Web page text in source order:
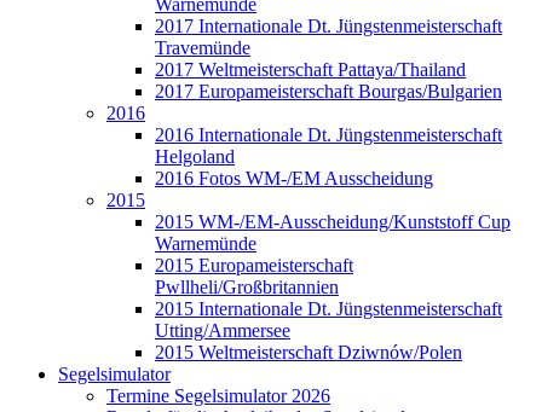
Warnemünde
2017 Internationale Dt. Jüngstenmeisterschaft
Travemünde
2017 Weltmeisterschaft Pattaya/Thailand
2017 Europameisterschaft Bourgas/Bulgarien
2016
2016 Internationale Dt. Jüngstenmeisterschaft
Helgoland
2016 Fotos WM-/EM Ausscheidung
2015
2015 WM-/EM-Ausscheidung/Kunststoff Cup
Warnemünde
2015 Europameisterschaft
Pwllheli/Großbritannien
2015 Internationale Dt. Jüngstenmeisterschaft
Utting/Ammersee
2015 Weltmeisterschaft Dziwnów/Polen
Segelsimulator
Termine Segelsimulator 2026